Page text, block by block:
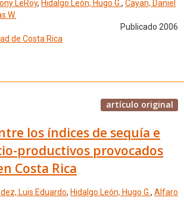
LeRoy, Hidalgo León, Hugo G., Cayan, Daniel
W.
Publicado 2006
de Costa Rica
artículo original
los índices de sequía e
productivos provocados
Costa Rica
Luis Eduardo, Hidalgo León, Hugo G., Alfaro